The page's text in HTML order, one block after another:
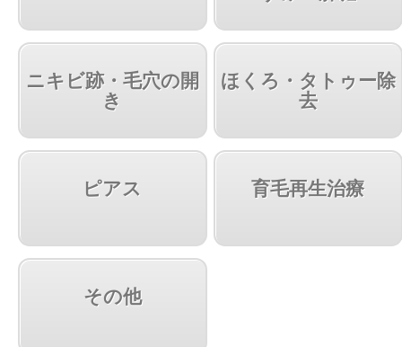
ニキビ跡・毛穴の開
き
ほくろ・タトゥー除
去
ピアス 育毛再生治療
その他